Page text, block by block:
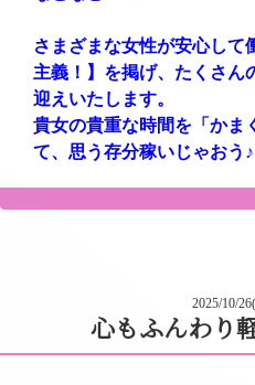
さまざまな女性が安心して
主義！】を掲げ、たくさん
迎えいたします。
貴女の貴重な時間を「かま
て、思う存分稼いじゃおう♪
2025/10/
心もふんわり